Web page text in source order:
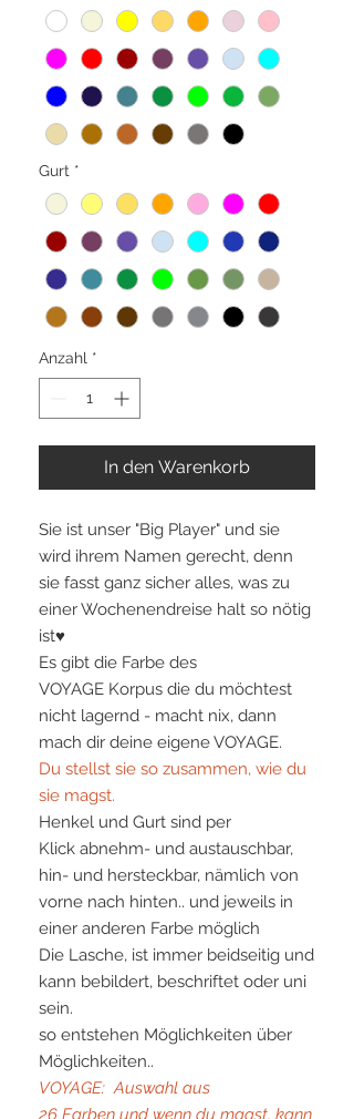
Gurt *
Anzahl *
In den Warenkorb
Sie ist unser "Big Player" und sie
wird ihrem Namen gerecht, denn
sie fasst ganz sicher alles, was zu
einer Wochenendreise halt so nötig
ist♥
Es gibt die Farbe des
VOYAGE Korpus die du möchtest
nicht lagernd - macht nix, dann
mach dir deine eigene VOYAGE.
Du stellst sie so zusammen, wie du
sie magst.
Henkel und Gurt sind per
Klick abnehm- und austauschbar,
hin- und hersteckbar, nämlich von
vorne nach hinten.. und jeweils in
einer anderen Farbe möglich
Die Lasche, ist immer beidseitig und
kann bebildert, beschriftet oder uni
sein.
so entstehen Möglichkeiten über
Möglichkeiten..
VOYAGE: Auswahl aus
26 Farben und wenn du magst, kann